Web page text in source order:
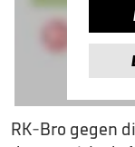
RK-Bro gegen